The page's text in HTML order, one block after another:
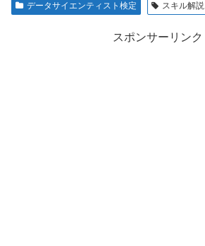
データサイエンティスト検定 スキル解説
スポンサーリンク